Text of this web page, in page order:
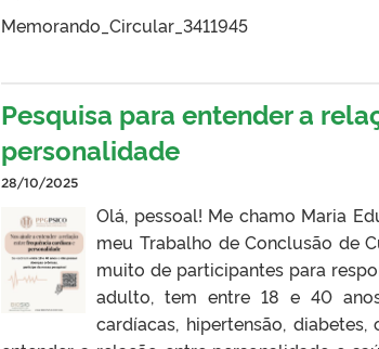
Memorando_Circular_3411945
Pesquisa para entender a
personalidade
28/10/2025
Olá, pessoal! Me chamo Maria
meu Trabalho de Conclusão de
muito de participantes para
adulto, tem entre 18 e 40
cardíacas, hipertensão,